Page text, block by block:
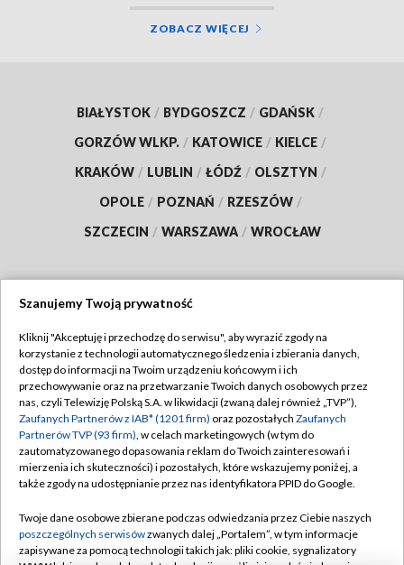
ZOBACZ WIĘCEJ
BIAŁYSTOK / BYDGOSZCZ / GDAŃSK /
GORZÓW WLKP. / KATOWICE / KIELCE /
KRAKÓW / LUBLIN / ŁÓDŹ / OLSZTYN /
OPOLE / POZNAŃ / RZESZÓW /
SZCZECIN / WARSZAWA / WROCŁAW
TVP
Abonament TVP
Emisja w TVP
Centrum informacji TVP
Naziemna Telewizja Cyfrowa
Rada Programowa
System NOS
Regulamin TVP
Polityka prywatności
Moje zgody
Pomoc
Kontakt
Szanujemy Twoją prywatność
Kliknij "Akceptuję i przechodzę do serwisu", aby wyrazić zgody na
korzystanie z technologii automatycznego śledzenia i zbierania danych,
dostęp do informacji na Twoim urządzeniu końcowym i ich
przechowywanie oraz na przetwarzanie Twoich danych osobowych przez
nas, czyli Telewizję Polską S.A. w likwidacji (zwaną dalej również „TVP”),
Zaufanych Partnerów z IAB* (1201 firm) oraz pozostałych Zaufanych
Partnerów TVP (93 firm), w celach marketingowych (w tym do
zautomatyzowanego dopasowania reklam do Twoich zainteresowań i
mierzenia ich skuteczności) i pozostałych, które wskazujemy poniżej, a
także zgody na udostępnianie przez nas identyfikatora PPID do Google.
Twoje dane osobowe zbierane podczas odwiedzania przez Ciebie naszych
poszczególnych serwisówzwanych dalej „Portalem”, w tym informacje
zapisywane za pomocą technologii takich jak: pliki cookie, sygnalizatory